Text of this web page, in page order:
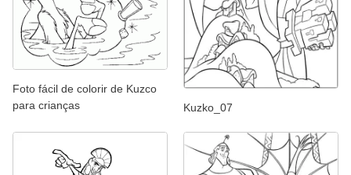
Foto fácil de colorir de Kuzco
para crianças
Kuzko_07